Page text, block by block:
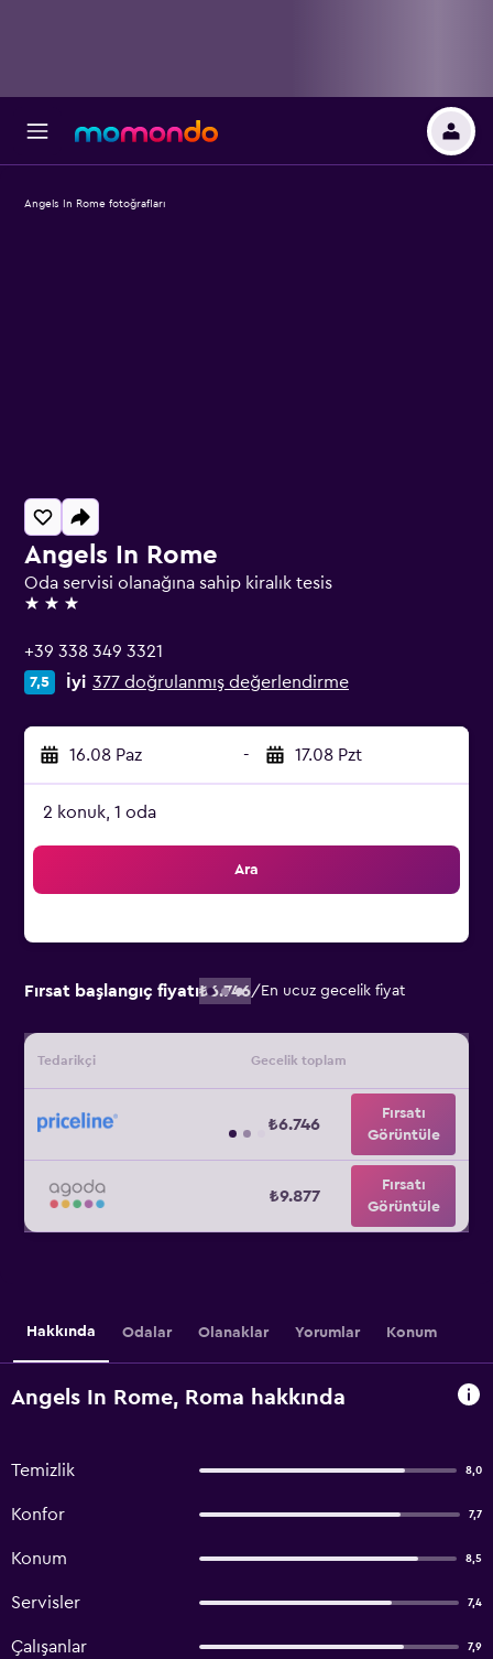
Angels In Rome
Oda servisi olanağına sahip kiralık tesis
3 yıldız
+39 338 349 3321
7,5 İyi 377 doğrulanmış değerlendirme
16.08 Paz - 17.08 Pzt
2 konuk, 1 oda
Ara
Fırsat başlangıç fiyatı₺6.746/ En ucuz gecelik fiyat
Tedarikçi Gecelik toplam
₺6.746
Fırsatı
Görüntüle
₺9.877
Fırsatı
Görüntüle
Angels In Rome fotoğrafları
Hakkında Odalar Olanaklar Yorumlar Konum
Angels In Rome, Roma hakkında
Temizlik 8,0
Konfor 7,7
Konum 8,5
Servisler 7,4
Çalışanlar 7,9